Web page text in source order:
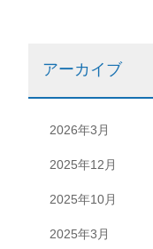
アーカイブ
2026年3月
2025年12月
2025年10月
2025年3月